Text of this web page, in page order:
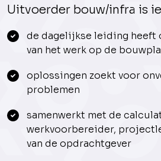
Uitvoerder bouw/infra is
de dagelijkse leiding heeft
van het werk op de
oplossingen zoekt voor
problemen
samenwerkt met de
werkvoorbereider,
van de opdrachtgever